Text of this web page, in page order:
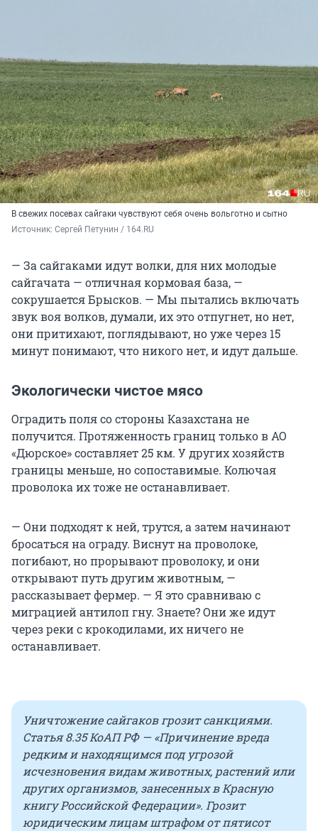
В свежих посевах сайгаки чувствуют себя очень вольготно и сытно
Источник: Сергей Петунин / 164.RU
— За сайгаками идут волки, для них молодые
сайгачата — отличная кормовая база, —
сокрушается Брысков. — Мы пытались включать
звук воя волков, думали, их это отпугнет, но нет,
они притихают, поглядывают, но уже через 15
минут понимают, что никого нет, и идут дальше.
Экологически чистое мясо
Оградить поля со стороны Казахстана не
получится. Протяженность границ только в АО
«Дюрское» составляет 25 км. У других хозяйств
границы меньше, но сопоставимые. Колючая
проволока их тоже не останавливает.
— Они подходят к ней, трутся, а затем начинают
бросаться на ограду. Виснут на проволоке,
погибают, но прорывают проволоку, и они
открывают путь другим животным, —
рассказывает фермер. — Я это сравниваю с
миграцией антилоп гну. Знаете? Они же идут
через реки с крокодилами, их ничего не
останавливает.
Уничтожение сайгаков грозит санкциями.
Статья 8.35 КоАП РФ — «Причинение вреда
редким и находящимся под угрозой
исчезновения видам животных, растений или
других организмов, занесенных в Красную
книгу Российской Федерации». Грозит
юридическим лицам штрафом от пятисот